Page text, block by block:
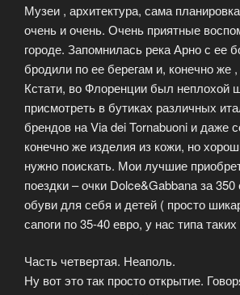
Музеи , архитектура, сама
очень и очень. Очень приятные
городе. Запомнилась река Арно с ее
бродили по ее берегам и, конечно же
Кстати, во Флоренции был неплохой
присмотреть в бутиках различных
брендов на Via dei Tornabuoni и даже
конечно же изделия из кожи, но
нужно поискать. Мои лучшие
поездки – очки Dolce&Gabbana за 350
обуви для себя и детей ( просто
сапоги по 35-40 евро, у нас типа
Часть четвертая. Неаполь.
Ну вот это так просто открытие.